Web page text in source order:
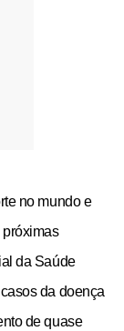
no mundo e
da Saúde
da doença
de quase